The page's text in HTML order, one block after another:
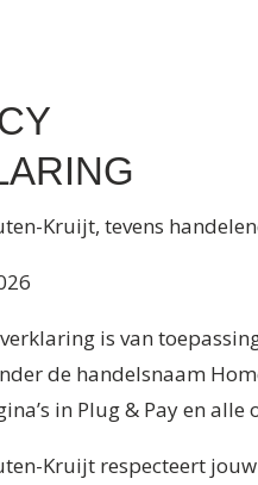
Kruijt, tevens
is van
de handelsnaam
in Plug & Pay en
Kruijt respecteert